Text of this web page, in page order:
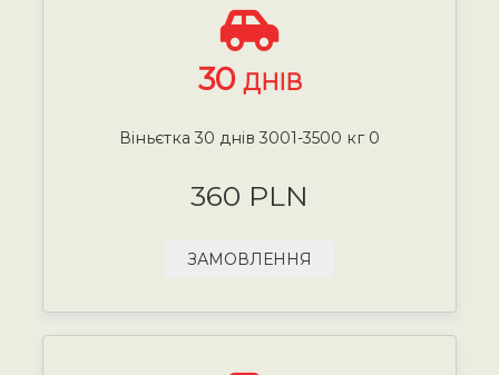
30 ДНІВ
Віньєтка 30 днів 3001-3500 кг 0
360 PLN
ЗАМОВЛЕННЯ